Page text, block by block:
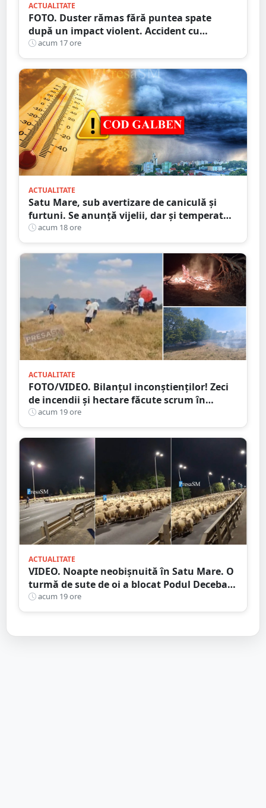
ACTUALITATE
FOTO. Duster rămas fără puntea spate
după un impact violent. Accident cu
implicarea unei mașini din Satu Mare
acum 17 ore
ACTUALITATE
Satu Mare, sub avertizare de caniculă și
furtuni. Se anunță vijelii, dar și temperaturi
ridicate. Avertizarea ANM
acum 18 ore
ACTUALITATE
FOTO/VIDEO. Bilanțul inconștienților! Zeci
de incendii și hectare făcute scrum în
județul Satu Mare
acum 19 ore
ACTUALITATE
VIDEO. Noapte neobișnuită în Satu Mare. O
turmă de sute de oi a blocat Podul Decebal.
Gest de apreciat al ciobanului
acum 19 ore